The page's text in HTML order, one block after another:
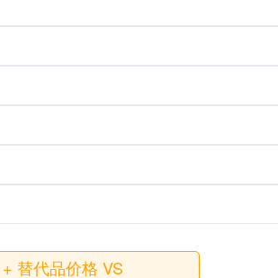
+ 替代品价格 VS